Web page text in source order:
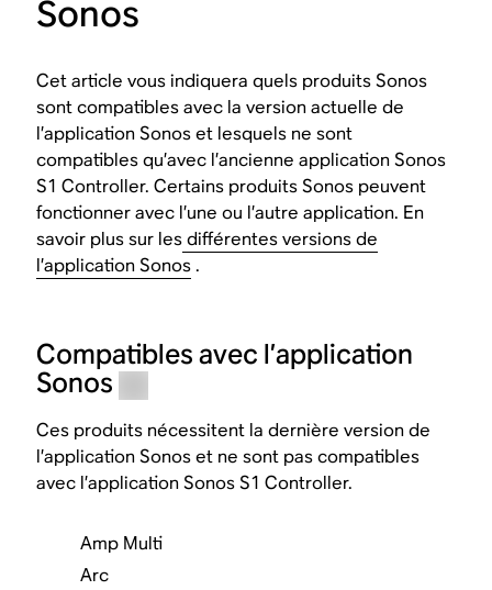
Sonos
Cet article vous indiquera quels produits Sonos
sont compatibles avec la version actuelle de
l’application Sonos et lesquels ne sont
compatibles qu’avec l’ancienne application Sonos
S1 Controller. Certains produits Sonos peuvent
fonctionner avec l’une ou l’autre application. En
savoir plus sur lesdifférentes versions de
l’application Sonos.
Compatibles avec l’application
Sonos
Ces produits nécessitent la dernière version de
l’application Sonos et ne sont pas compatibles
avec l’application Sonos S1 Controller.
Amp Multi
Arc